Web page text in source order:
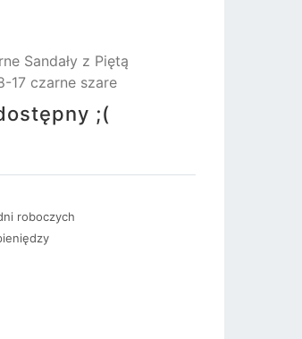
Sandały z Piętą
17 czarne szare
;(
roboczych